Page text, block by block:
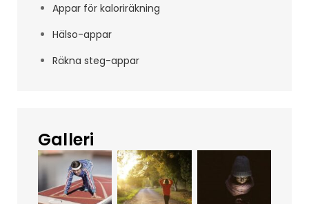
Appar för kaloriräkning
Hälso-appar
Räkna steg-appar
Galleri